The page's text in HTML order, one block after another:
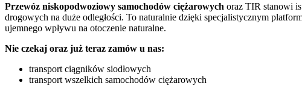
Przewóz niskopodwoziowy samochodów ciężarowych oraz TIR stanowi
drogowych na duże odległości. To naturalnie dzięki specjalistycznym
ujemnego wpływu na otoczenie naturalne.
Nie czekaj oraz już teraz zamów u nas:
transport ciągników siodłowych
transport wszelkich samochodów ciężarowych